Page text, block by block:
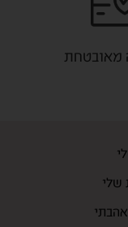
מאובטחת
שלי